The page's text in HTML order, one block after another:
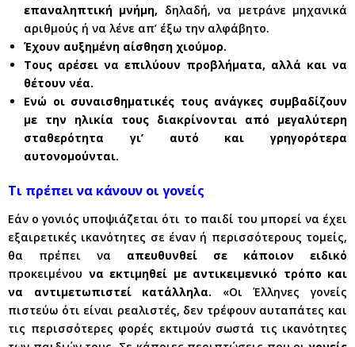
επαναληπτική μνήμη, δηλαδή, να μετράνε μηχανικά
αριθμούς ή να λένε απ’ έξω την αλφάβητο.
Έχουν αυξημένη αίσθηση χιούμορ.
Τους αρέσει να επιλύουν προβλήματα, αλλά και να
θέτουν νέα.
Ενώ οι συναισθηματικές τους ανάγκες συμβαδίζουν
με την ηλικία τους διακρίνονται από μεγαλύτερη
σταθερότητα γι’ αυτό και γρηγορότερα
αυτονομούνται.
Τι πρέπει να κάνουν οι γονείς
Εάν ο γονιός υποψιάζεται ότι το παιδί του μπορεί να έχει
εξαιρετικές ικανότητες σε έναν ή περισσότερους τομείς,
θα πρέπει να απευθυνθεί σε κάποιον ειδικό
προκειμένου να εκτιμηθεί με αντικειμενικό τρόπο και
να αντιμετωπιστεί κατάλληλα. «Οι Έλληνες γονείς
πιστεύω ότι είναι ρεαλιστές, δεν τρέφουν αυταπάτες και
τις περισσότερες φορές εκτιμούν σωστά τις ικανότητες